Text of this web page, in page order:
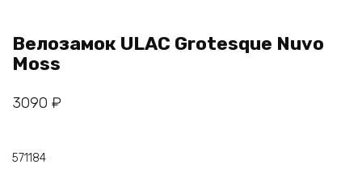
Велозамок ULAC Grotesque Nuvo
Moss
3090 ₽
571184